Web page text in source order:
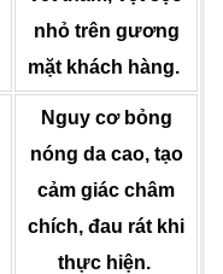
nhỏ trên gương
mặt khách hàng.
Nguy cơ bỏng
nóng da cao, tạo
cảm giác châm
chích, đau rát khi
thực hiện.